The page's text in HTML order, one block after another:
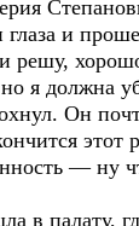
и
решу,
я должна
Он
этот
— ну
в палату,